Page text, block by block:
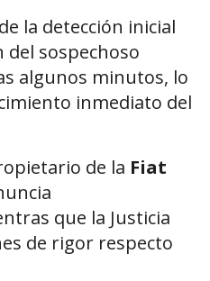
la detección inicial
del sospechoso
algunos minutos, lo
inmediato del
de la Fiat
que la Justicia
de rigor respecto